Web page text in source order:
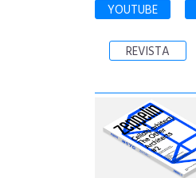
YOUTUBE
REVISTA